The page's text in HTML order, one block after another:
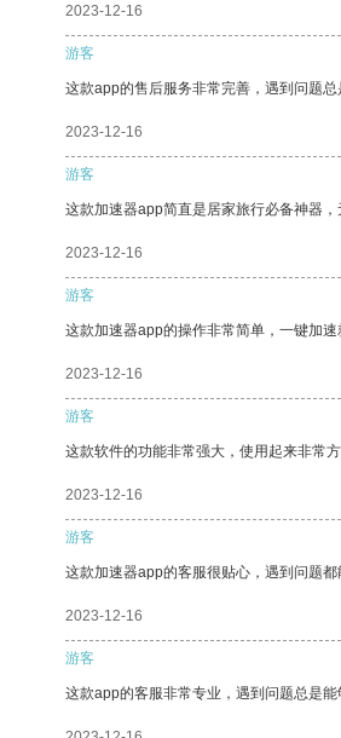
2023-12-16
游客
这款app的售后服务非常完善，遇到问题
2023-12-16
游客
这款加速器app简直是居家旅行必备神器
2023-12-16
游客
这款加速器app的操作非常简单，一键加速
2023-12-16
游客
这款软件的功能非常强大，使用起来非常方
2023-12-16
游客
这款加速器app的客服很贴心，遇到问题都
2023-12-16
游客
这款app的客服非常专业，遇到问题总是能